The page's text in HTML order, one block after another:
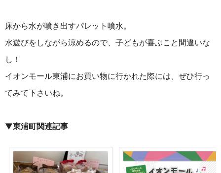
床から水が噴き出すパレット噴水。
水遊びをしながら涼めるので、子どもが喜ぶこと間違いな
し！
イオンモール東浦にお買い物に行かれた際には、ぜひ行っ
てみて下さいね。
▼東浦町関連記事